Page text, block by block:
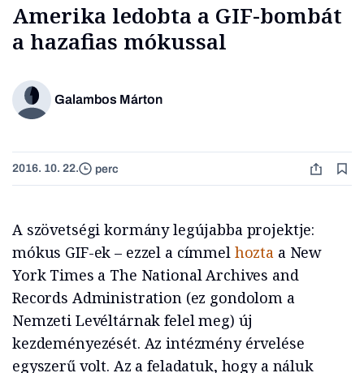
Amerika ledobta a GIF-bombát
a hazafias mókussal
Galambos Márton
2016. 10. 22. perc
A szövetségi kormány legújabba projektje:
mókus GIF-ek – ezzel a címmel hoztaa New
York Times a The National Archives and
Records Administration (ez gondolom a
Nemzeti Levéltárnak felel meg) új
kezdeményezését. Az intézmény érvelése
egyszerű volt. Az a feladatuk, hogy a náluk